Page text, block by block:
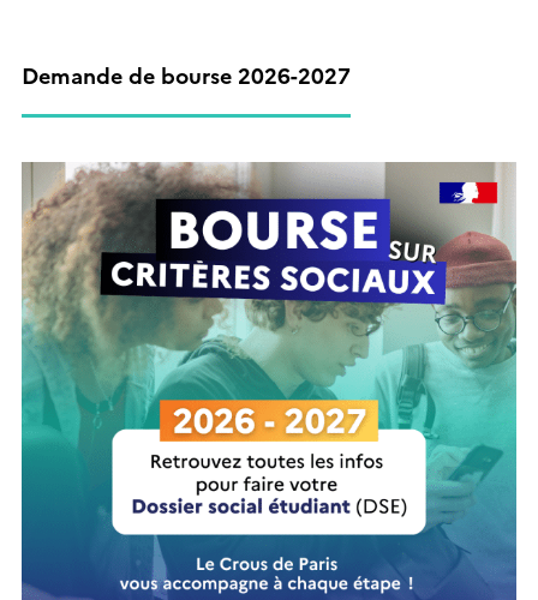
Demande de bourse 2026-2027